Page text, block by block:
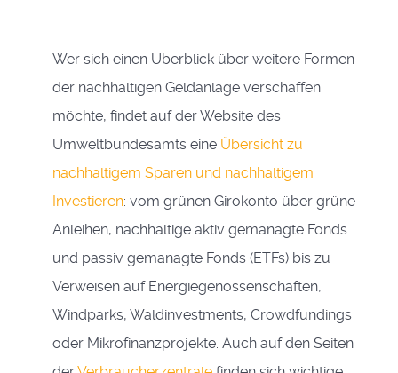
Wer sich einen Überblick über weitere Formen
der nachhaltigen Geldanlage verschaffen
möchte, findet auf der Website des
Umweltbundesamts eine Übersicht zu
nachhaltigem Sparen und nachhaltigem
Investieren: vom grünen Girokonto über grüne
Anleihen, nachhaltige aktiv gemanagte Fonds
und passiv gemanagte Fonds (ETFs) bis zu
Verweisen auf Energiegenossenschaften,
Windparks, Waldinvestments, Crowdfundings
oder Mikrofinanzprojekte. Auch auf den Seiten